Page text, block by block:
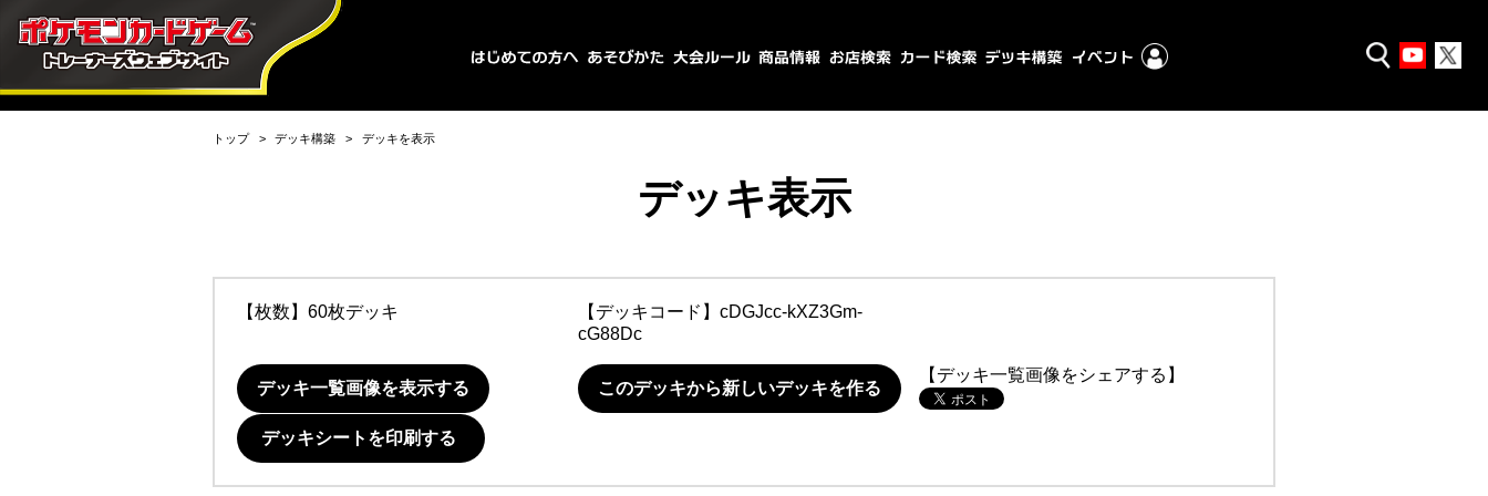
トップ デッキ構築 デッキを表示
デッキ表示
【枚数】60枚デッキ 【デッキコード】 cDGJcc-kXZ3Gm-
cG88Dc
デッキ一覧画像を表示する このデッキから新しいデッキを作る
【デッキ一覧画像をシェアする】
デッキシートを印刷する